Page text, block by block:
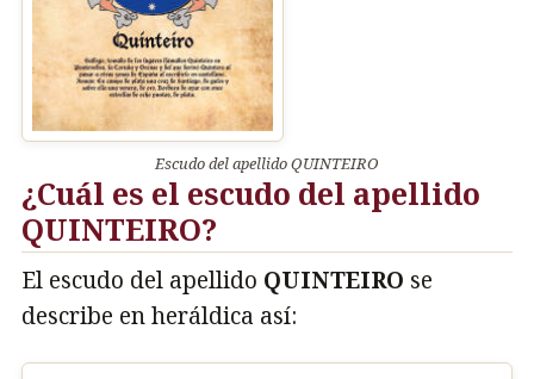
Escudo del apellido QUINTEIRO
¿Cuál es el escudo del apellido
QUINTEIRO?
El escudo del apellido QUINTEIRO se
describe en heráldica así: